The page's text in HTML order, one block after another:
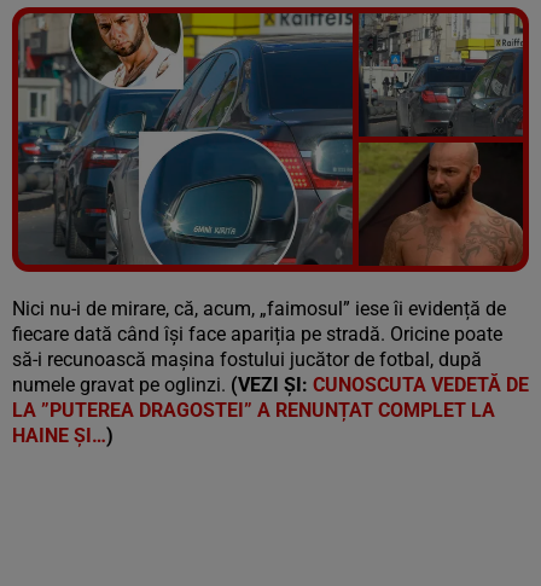
Vezi galeria foto
6 poze
Nici nu-i de mirare, că, acum, „faimosul” iese îi evidență de
fiecare dată când își face apariția pe stradă. Oricine poate
să-i recunoască mașina fostului jucător de fotbal, după
numele gravat pe oglinzi. (VEZI ȘI: CUNOSCUTA VEDETĂ DE
LA ”PUTEREA DRAGOSTEI” A RENUNȚAT COMPLET LA
HAINE ȘI…)